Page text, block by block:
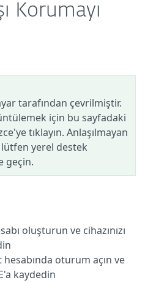
Korumayı
tarafından çevrilmiştir.
için bu sayfadaki
tıklayın. Anlaşılmayan
yerel destek
geçin.
oluşturun ve cihazınızı
oturum açın ve
kaydedin